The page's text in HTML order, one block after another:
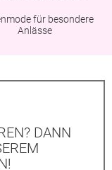
für besondere
Anlässe
DANN